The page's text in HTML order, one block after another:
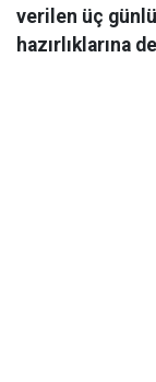
verilen üç
hazırlıklarına